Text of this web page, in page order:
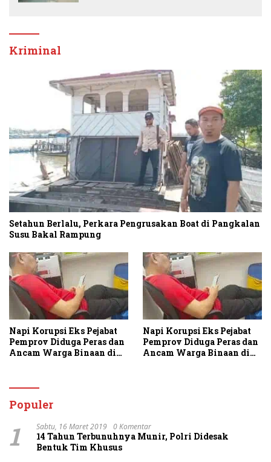
Kriminal
Setahun Berlalu, Perkara Pengrusakan Boat di Pangkalan
Susu Bakal Rampung
Napi Korupsi Eks Pejabat
Pemprov Diduga Peras dan
Ancam Warga Binaan di
Napi Korupsi Eks Pejabat
Pemprov Diduga Peras dan
Ancam Warga Binaan di
Populer
1 Sabtu, 16 Maret 2019 0 Komentar
14 Tahun Terbunuhnya Munir, Polri Didesak
Bentuk Tim Khusus